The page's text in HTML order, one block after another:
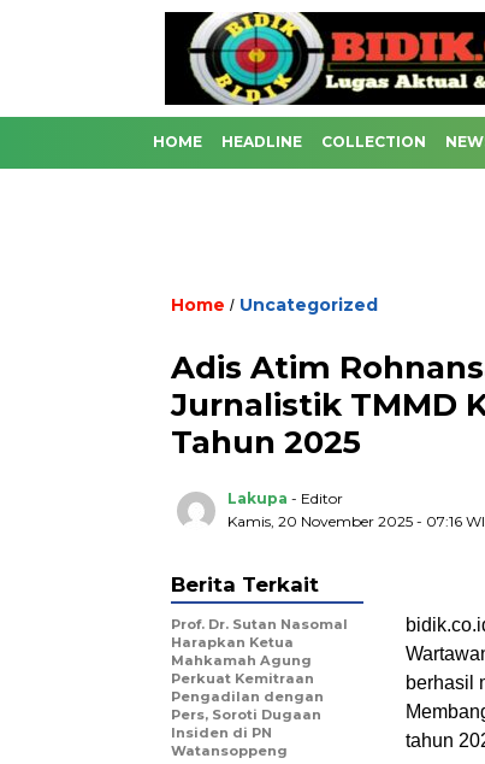
HOME HEADLINE COLLECTION
Home / Uncategorized
Adis Atim
Jurnalistik TMMD
Tahun 2025
Lakupa - Editor
Kamis, 20 November 2025 - 07:16
berhasil
tahun
Berita Terkait
Prof. Dr. Sutan Nasomal
Harapkan Ketua
Mahkamah Agung
Perkuat Kemitraan
Pengadilan dengan
Pers, Soroti Dugaan
Insiden di PN
Watansoppeng